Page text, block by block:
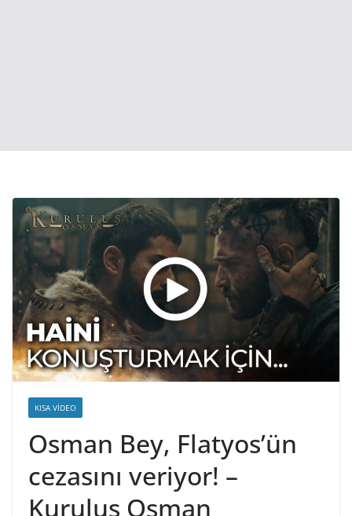
KISA VIDEO
Osman Bey, Flatyos’ün
cezasını veriyor! –
Kuruluş Osman